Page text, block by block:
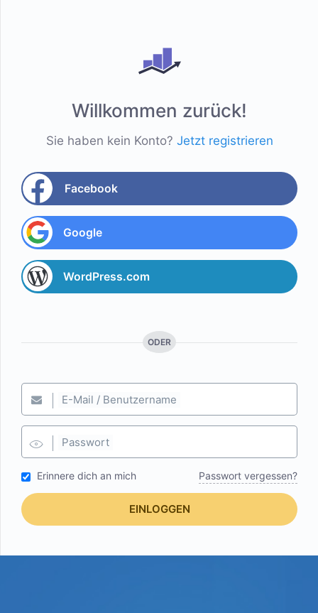
Willkommen zurück!
Sie haben kein Konto? Jetzt registrieren
Facebook
Google
WordPress.com
ODER
E-Mail / Benutzername
Passwort
Erinnere dich an mich Passwort vergessen?
EINLOGGEN